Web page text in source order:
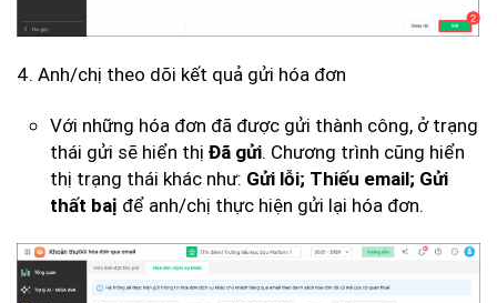
4. Anh/chị theo dõi kết quả gửi hóa đơn
Với những hóa đơn đã được gửi thành công, ở trạng
thái gửi sẽ hiển thị Đã gửi. Chương trình cũng hiển
thị trạng thái khác như: Gửi lỗi; Thiếu email; Gửi
thất baị để anh/chị thực hiện gửi lại hóa đơn.